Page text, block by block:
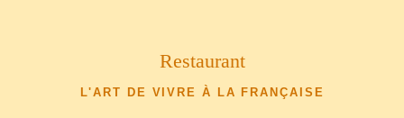
Restaurant
L'ART DE VIVRE À LA FRANÇAISE